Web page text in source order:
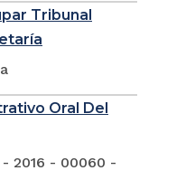
Tribunal
Oral Del
2016 - 00060 -